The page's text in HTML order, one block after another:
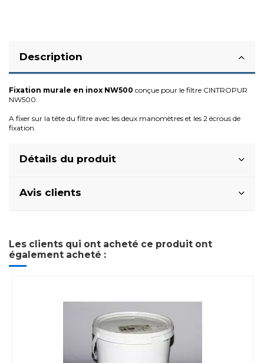
Description
Fixation murale en inox NW500 conçue pour le filtre CINTROPUR
NW500.
A fixer sur la tête du filtre avec les deux manomètres et les 2 écrous de
fixation.
Détails du produit
Avis clients
Les clients qui ont acheté ce produit ont
également acheté :